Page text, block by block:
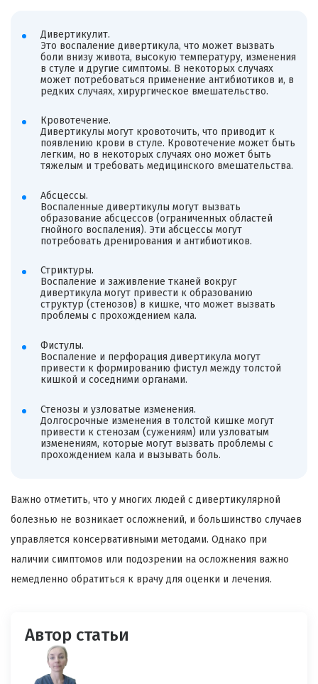
Дивертикулит.
Это воспаление дивертикула, что может вызвать
боли внизу живота, высокую температуру, изменения
в стуле и другие симптомы. В некоторых случаях
может потребоваться применение антибиотиков и, в
редких случаях, хирургическое вмешательство.
Кровотечение.
Дивертикулы могут кровоточить, что приводит к
появлению крови в стуле. Кровотечение может быть
легким, но в некоторых случаях оно может быть
тяжелым и требовать медицинского вмешательства.
Абсцессы.
Воспаленные дивертикулы могут вызвать
образование абсцессов (ограниченных областей
гнойного воспаления). Эти абсцессы могут
потребовать дренирования и антибиотиков.
Стриктуры.
Воспаление и заживление тканей вокруг
дивертикула могут привести к образованию
структур (стенозов) в кишке, что может вызвать
проблемы с прохождением кала.
Фистулы.
Воспаление и перфорация дивертикула могут
привести к формированию фистул между толстой
кишкой и соседними органами.
Стенозы и узловатые изменения.
Долгосрочные изменения в толстой кишке могут
привести к стенозам (сужениям) или узловатым
изменениям, которые могут вызвать проблемы с
прохождением кала и вызывать боль.
Важно отметить, что у многих людей с дивертикулярной
болезнью не возникает осложнений, и большинство случаев
управляется консервативными методами. Однако при
наличии симптомов или подозрении на осложнения важно
немедленно обратиться к врачу для оценки и лечения.
Автор статьи